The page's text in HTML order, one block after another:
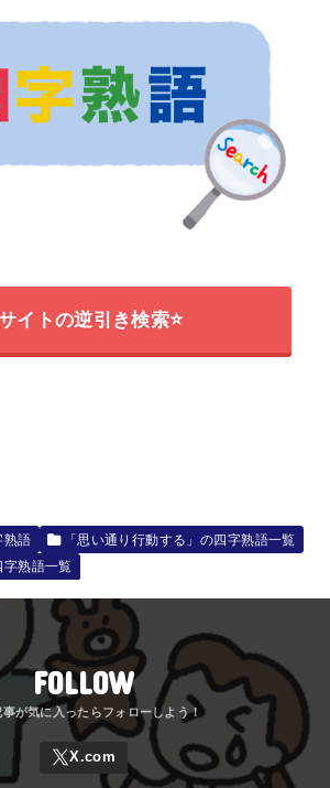
イトの逆引き検索⭐
熟語
「思い通り行動する」の四字熟語一覧
字熟語一覧
FOLLOW